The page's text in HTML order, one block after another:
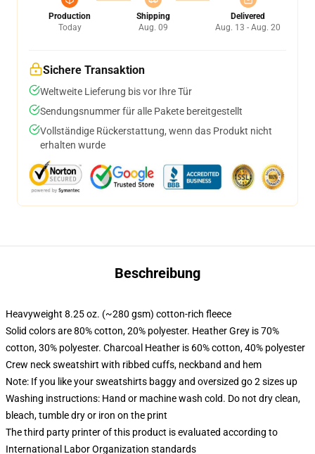
Production
Today
Shipping
Aug. 09
Delivered
Aug. 13 - Aug. 20
Sichere Transaktion
Weltweite Lieferung bis vor Ihre Tür
Sendungsnummer für alle Pakete bereitgestellt
Vollständige Rückerstattung, wenn das Produkt nicht
erhalten wurde
Beschreibung
Heavyweight 8.25 oz. (~280 gsm) cotton-rich fleece
Solid colors are 80% cotton, 20% polyester. Heather Grey is 70%
cotton, 30% polyester. Charcoal Heather is 60% cotton, 40% polyester
Crew neck sweatshirt with ribbed cuffs, neckband and hem
Note: If you like your sweatshirts baggy and oversized go 2 sizes up
Washing instructions: Hand or machine wash cold. Do not dry clean,
bleach, tumble dry or iron on the print
The third party printer of this product is evaluated according to
International Labor Organization standards